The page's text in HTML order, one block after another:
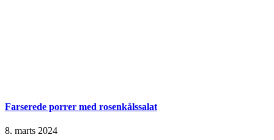
Farserede porrer med rosenkålssalat
8. marts 2024